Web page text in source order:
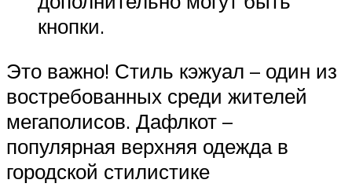
кнопки.
Это важно! Стиль кэжуал – один из
востребованных среди жителей
мегаполисов. Дафлкот –
популярная верхняя одежда в
городской стилистике